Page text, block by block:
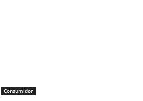
Consumidor